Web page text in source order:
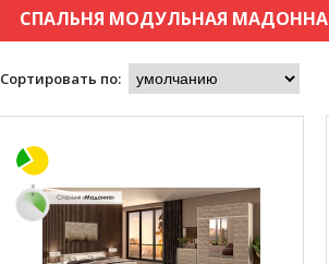
СПАЛЬНЯ МОДУЛЬНАЯ МАДОННА
Сортировать по: